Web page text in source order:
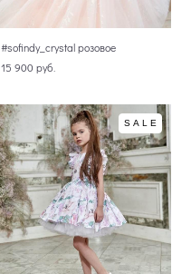
#sofindy_crystal розовое
15 900 pуб.
SALE